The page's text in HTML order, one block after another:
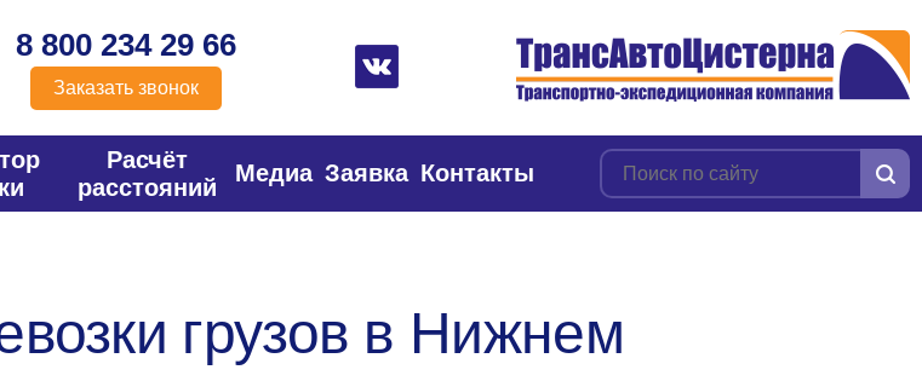
8 800 234 29 66
Заказать звонок
Расчёт
расстояний
Медиа Заявка Контакты
грузов в Нижнем